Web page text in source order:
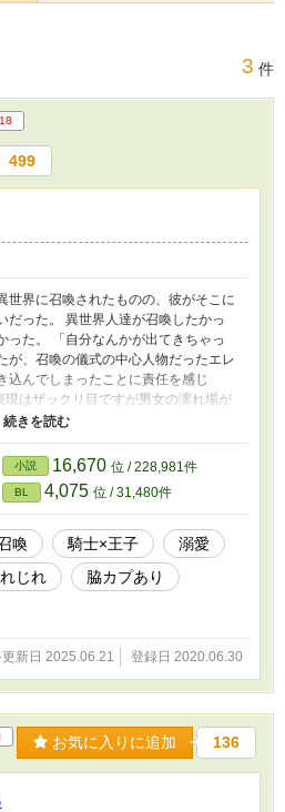
3 件
499
世界に召喚されたものの、彼がそこに
だった。 異世界人達が召喚したかっ
った。 「自分なんかが出てきちゃっ
が、召喚の儀式の中心人物だったエレ
込んでしまったことに責任を感じ
現はザックリ目ですが男女の濡れ場が
避けてください。 主に攻め視点。
じたので自力供給する事にしました。
どありません。でもきっと立派にやり
よびスパダリ、そしてちょっと残念
者です。 Ｒ-１８にしてありますが、
か、どこからがR－１８なのか、い
が、一応それかなと思ったら表示入
描写の部分で、もしかすると人によ
かも知れません。血とか内臓とか欠
さい。魔獣なら大丈夫だけど対人間だ
さい。ただ、作者自身は結構マイル
はあります。 更新は不定期です。本
があいてしまいます。 一話一話が文
ホだと大変かと思いますがこれが作者
小説 16,670 位 / 228,981件
BL 4,075 位 / 31,480件
喚 騎士×王子
溺愛
じれ
脇カプあり
新日 2025.06.21 登録日 2020.06.30
お気に入りに追加 136